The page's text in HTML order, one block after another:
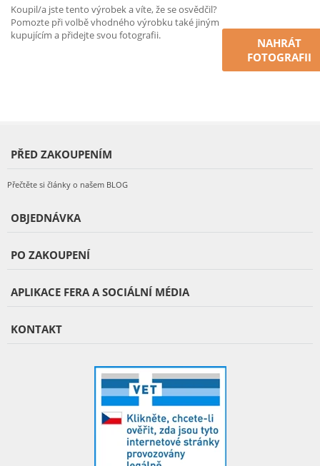
Koupil/a jste tento výrobek a víte, že se osvědčil?
Pomozte při volbě vhodného výrobku také jiným
kupujícím a přidejte svou fotografii.
NAHRÁT
FOTOGRAFII
PŘED ZAKOUPENÍM
Přečtěte si články o našem BLOG
OBJEDNÁVKA
PO ZAKOUPENÍ
APLIKACE FERA A SOCIÁLNÍ MÉDIA
KONTAKT